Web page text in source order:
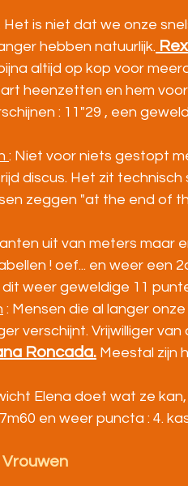
Het is niet dat we onze
hebben natuurlijk.
altijd op kop voor
heenzetten en hem
: 11"29 , een
: Niet voor niets gestopt
discus. Het zit
zeggen "at the end of
uit van meters maar
! oef... en weer
weer geweldige 11
: Mensen die al langer
verschijnt. Vrijwilliger
Roncada. Meestal zijn
Elena doet wat ze
en weer puncta : 4.
Vrouwen